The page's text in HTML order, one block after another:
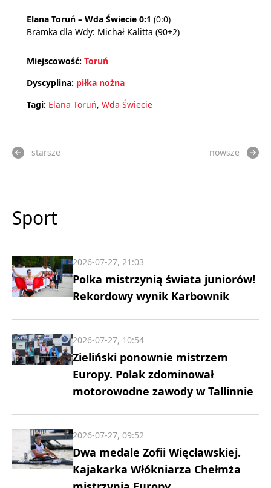
Elana Toruń – Wda Świecie 0:1 (0:0)
Bramka dla Wdy: Michał Kalitta (90+2)
Miejscowość: Toruń
Dyscyplina: piłka nożna
Tagi: Elana Toruń, Wda Świecie
starsze nowsze
Sport
Polka mistrzynią świata juniorów!
Rekordowy wynik Karbownik
2026-07-27, 21:03
Zieliński ponownie mistrzem
Europy. Polak zdominował
motorowodne zawody w Tallinnie
2026-07-27, 10:54
Dwa medale Zofii Więcławskiej.
Kajakarka Włókniarza Chełmża
2026-07-27, 09:52